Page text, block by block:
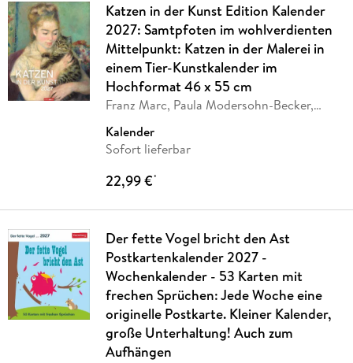
Katzen in der Kunst Edition Kalender
2027: Samtpfoten im wohlverdienten
Mittelpunkt: Katzen in der Malerei in
einem Tier-Kunstkalender im
Hochformat 46 x 55 cm
Franz Marc, Paula Modersohn-Becker,
Suzanne
Kalender
Sofort lieferbar
22,99 €*
Der fette Vogel bricht den Ast
Postkartenkalender 2027 -
Wochenkalender - 53 Karten mit
frechen Sprüchen: Jede Woche eine
originelle Postkarte. Kleiner Kalender,
große Unterhaltung! Auch zum
Aufhängen